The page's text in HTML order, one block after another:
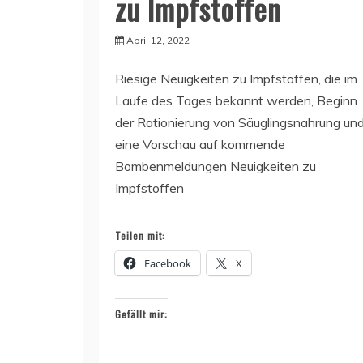
April 12, 2022
Riesige Neuigkeiten zu Impfstoffen, die im
Laufe des Tages bekannt werden, Beginn
der Rationierung von Säuglingsnahrung
eine Vorschau auf kommende
Bombenmeldungen Neuigkeiten zu
Impfstoffen
Teilen mit:
Facebook X
Gefällt mir: